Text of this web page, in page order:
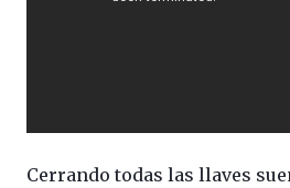
Cerrando todas las llaves